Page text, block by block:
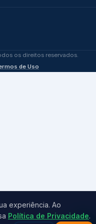
os direitos reservados.
de Uso
experiência. Ao
Política de Privacidade.